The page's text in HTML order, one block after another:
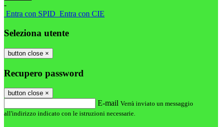
-
Entra con SPID Entra con CIE
Seleziona utente
button close ×
Recupero password
button close ×
E-mail Verrà inviato un messaggio
all'indirizzo indicato con le istruzioni necessarie.